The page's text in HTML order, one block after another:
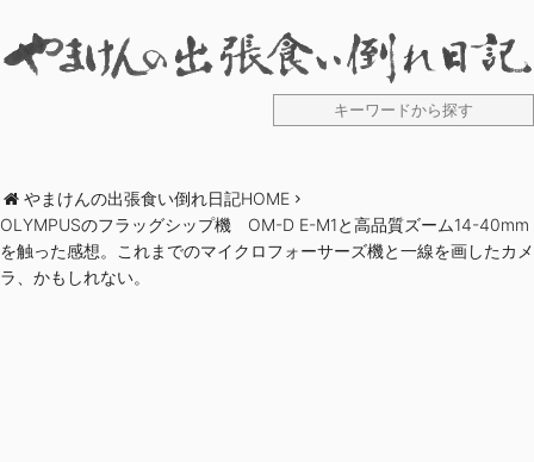
やまけんの出張食い倒れ日記HOME
OLYMPUSのフラッグシップ機 OM-D E-M1と高品質ズーム14-40mm
を触った感想。これまでのマイクロフォーサーズ機と一線を画したカメ
ラ、かもしれない。